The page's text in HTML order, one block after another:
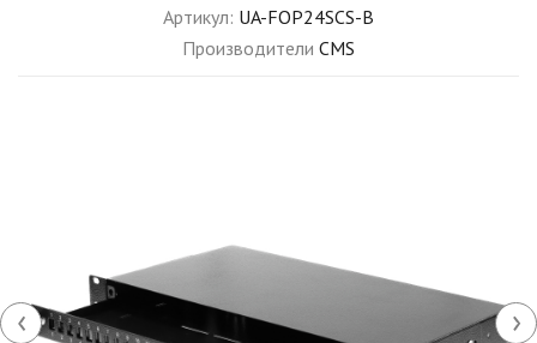
Артикул: UA-FOP24SCS-B
Производители CMS
‹ ›